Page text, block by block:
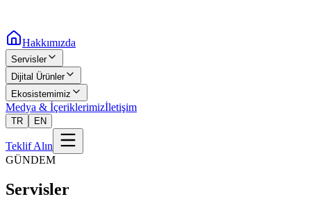
Hakkımızda
Servisler
Dijital Ürünler
Ekosistemimiz
Medya & İçeriklerimizİletişim
TR EN
Teklif Alın
GÜNDEM
Servisler